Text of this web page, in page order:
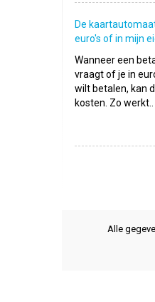
De
euro's of in mijn
Wanneer een
vraagt of je in
wilt betalen, kan
kosten. Zo werkt..
Alle